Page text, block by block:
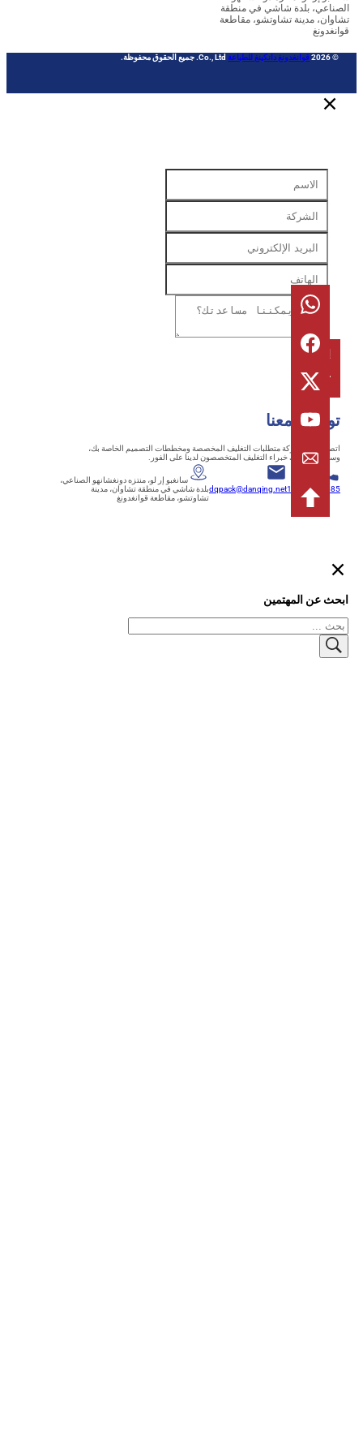
بلدة شاشي في منطقة
مدينة تشاوتشو، مقاطعة
قوانغدونغ دانكينغ للطباعةCo., Ltd. جميع الحقوق محفوظة.
معنا
بنا لمشاركة متطلبات التغليف المخصصة ومخططات التصميم الخاصة بك،
معك خبراء التغليف المتخصصون لدينا على الفور.
+86-
dqpack@danqing.net
سانغبو إر لو، منتزه دونغشانهو الصناعي،
بلدة شاشي في منطقة تشاوان، مدينة
تشاوتشو، مقاطعة قوانغدونغ
عن المهتمين